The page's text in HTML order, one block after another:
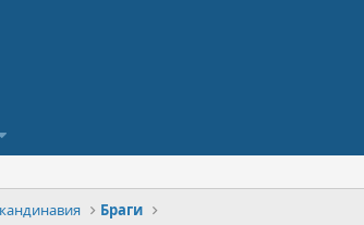
Браги